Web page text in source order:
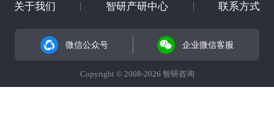
关于我们 智研产研中心 联系方式
微信公众号 企业微信客服
Copyright © 2008-2026 智研咨询